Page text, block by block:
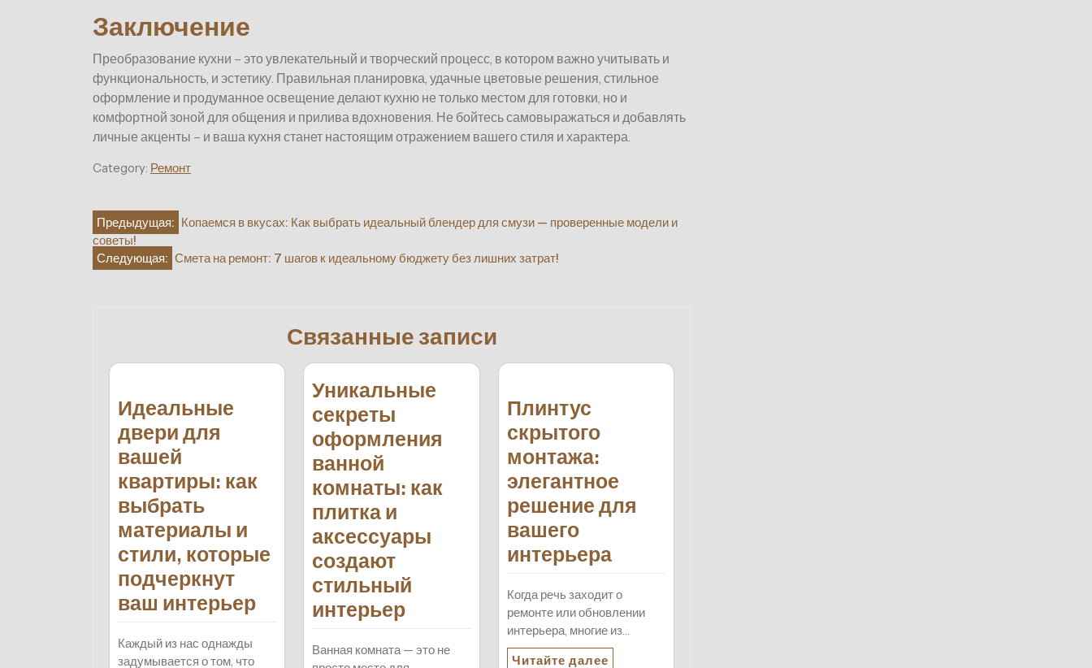
Заключение
Преобразование кухни – это увлекательный и творческий процесс, в котором важно учитывать и
функциональность, и эстетику. Правильная планировка, удачные цветовые решения, стильное
оформление и продуманное освещение делают кухню не только местом для готовки, но и
комфортной зоной для общения и прилива вдохновения. Не бойтесь самовыражаться и добавлять
личные акценты – и ваша кухня станет настоящим отражением вашего стиля и характера.
Category: Ремонт
Навигация
по
Предыдущая: Копаемся в вкусах: Как выбрать идеальный блендер для смузи — проверенные модели и
советы!
Следующая: Смета на ремонт: 7 шагов к идеальному бюджету без лишних затрат!
Связанные записи
Идеальные
двери для
вашей
квартиры: как
выбрать
материалы и
стили, которые
подчеркнут
ваш интерьер
Каждый из нас однажды
задумывается о том, что
Уникальные
секреты
оформления
ванной
комнаты: как
плитка и
аксессуары
создают
стильный
интерьер
Ванная комната — это не
Плинтус
скрытого
монтажа:
элегантное
решение для
вашего
интерьера
Когда речь заходит о
ремонте или обновлении
интерьера, многие из…
Читайте далее